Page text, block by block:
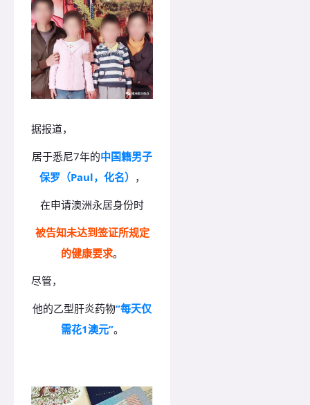
据报道，
居于悉尼7年的中国籍男子
保罗（Paul，化名） ，
在申请澳洲永居身份时
被告知未达到签证所规定
的健康要求。
尽管，
他的乙型肝炎药物“每天仅
需花1澳元”。